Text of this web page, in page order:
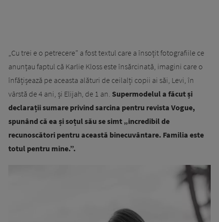
„Cu trei e o petrecere” a fost textul care a însoțit fotografiile ce
anunțau faptul că Karlie Kloss este însărcinată, imagini care o
înfățișează pe aceasta alături de ceilalți copii ai săi, Levi, în
vârstă de 4 ani, și Elijah, de 1 an. Supermodelul a făcut și
declarații sumare privind sarcina pentru revista Vogue,
spunând că ea și soțul său se simt „incredibil de
recunoscători pentru această binecuvântare. Familia este
totul pentru mine.”.